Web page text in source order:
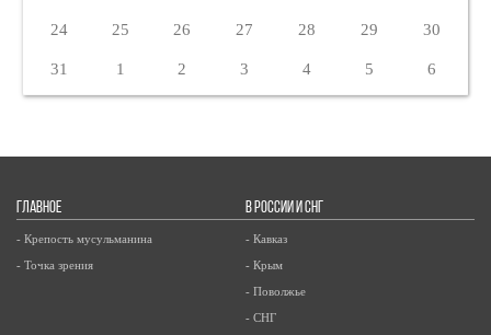
24 25 26 27 28 29 30
31 1 2 3 4 5 6
ГЛАВНОЕ
- Крепость мусульманина
- Точка зрения
В РОССИИ И СНГ
- Кавказ
- Крым
- Поволжье
- СНГ